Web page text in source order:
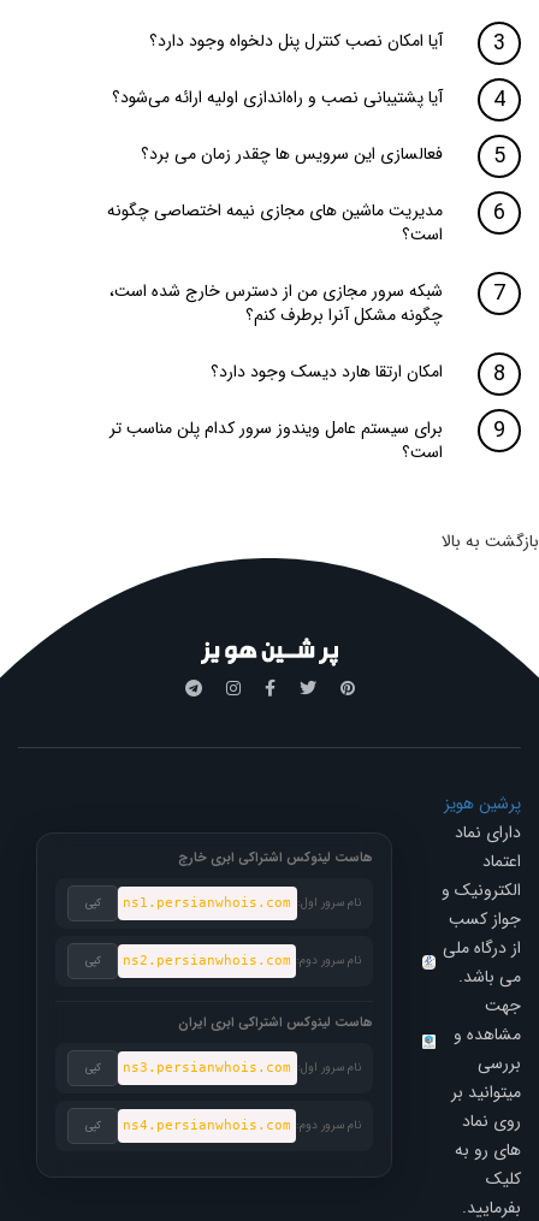
آیا امکان نصب کنترل پنل دلخواه وجود دارد؟
آیا پشتیبانی نصب و راه‌اندازی اولیه ارائه می‌شود؟
فعالسازی این سرویس ها چقدر زمان می برد؟
مدیریت ماشین های مجازی نیمه اختصاصی چگونه
است؟
شبکه سرور مجازی من از دسترس خارج شده است،
چگونه مشکل آنرا برطرف کنم؟
امکان ارتقا هارد دیسک وجود دارد؟
برای سیستم عامل ویندوز سرور کدام پلن مناسب تر
است؟
به بالا
هویز
نماد
و
کسب
درگاه ملی
باشد.
و
بر
نماد
رو به
هاست لینوکس اشتراکی ابری خارج
نام سرور اول: ns1.persianwhois.com کپی
نام سرور دوم: ns2.persianwhois.com کپی
هاست لینوکس اشتراکی ابری ایران
نام سرور اول: ns3.persianwhois.com کپی
نام سرور دوم: ns4.persianwhois.com کپی